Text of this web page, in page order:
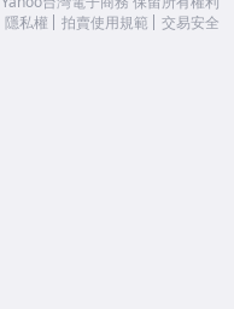
隱私權 拍賣使用規範 交易安全